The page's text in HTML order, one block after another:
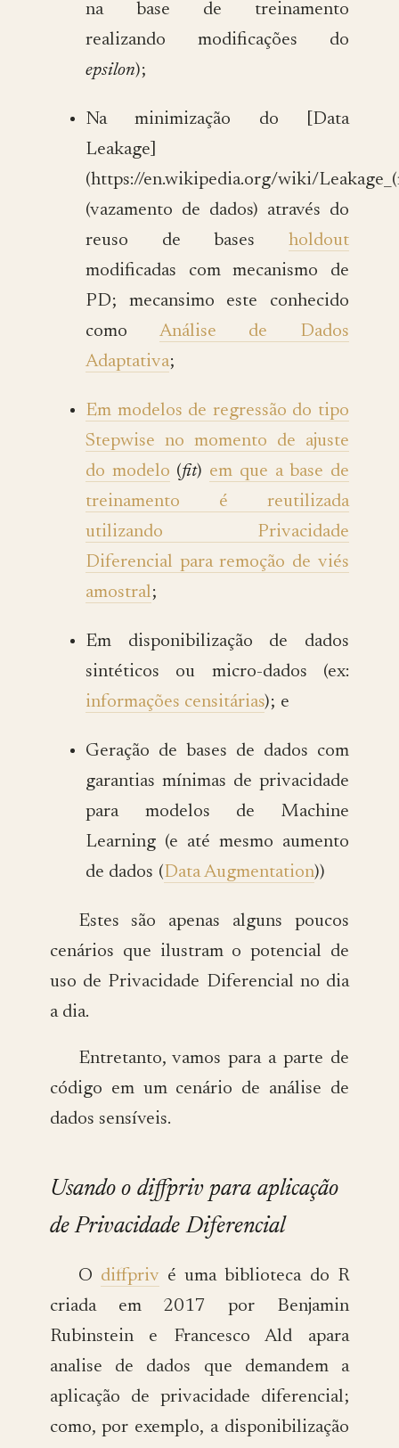
na base de treinamento
realizando modificações do
epsilon);
Na minimização do [Data
Leakage]
(https://en.wikipedia.org/wiki/
(vazamento de dados) através do
reuso de bases holdout
modificadas com mecanismo de
PD; mecansimo este conhecido
como Análise de Dados
Adaptativa;
Em modelos de regressão do tipo
Stepwise no momento de ajuste
do modelo (fit) em que a base de
treinamento é reutilizada
utilizando Privacidade
Diferencial para remoção de viés
amostral;
Em disponibilização de dados
sintéticos ou micro-dados (ex:
informações censitárias); e
Geração de bases de dados com
garantias mínimas de privacidade
para modelos de Machine
Learning (e até mesmo aumento
de dados (Data Augmentation))
Estes são apenas alguns poucos
cenários que ilustram o potencial de
uso de Privacidade Diferencial no dia
a dia.
Entretanto, vamos para a parte de
código em um cenário de análise de
dados sensíveis.
Usando o diffpriv para aplicação
de Privacidade Diferencial
O diffpriv é uma biblioteca do R
criada em 2017 por Benjamin
Rubinstein e Francesco Ald apara
analise de dados que demandem a
aplicação de privacidade diferencial;
como, por exemplo, a disponibilização